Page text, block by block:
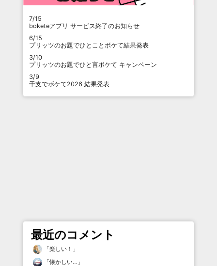
7/15
boketeアプリ サービス終了のお知らせ
6/15
プリッツのお題でひとことボケて結果発表
3/10
プリッツのお題でひと言ボケて キャンペーン
3/9
干支でボケて2026 結果発表
最近のコメント
「楽しい！ 」
「懐かしい… 」